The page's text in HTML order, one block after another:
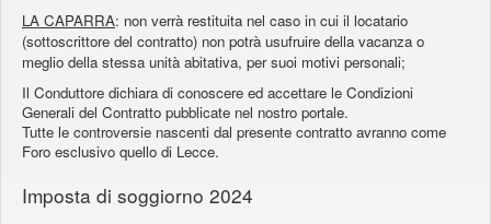
LA CAPARRA: non verrà restituita nel caso in cui il locatario
(sottoscrittore del contratto) non potrà usufruire della vacanza o
meglio della stessa unità abitativa, per suoi motivi personali;
Il Conduttore dichiara di conoscere ed accettare le Condizioni
Generali del Contratto pubblicate nel nostro portale.
Tutte le controversie nascenti dal presente contratto avranno come
Foro esclusivo quello di Lecce.
Imposta di soggiorno 2024